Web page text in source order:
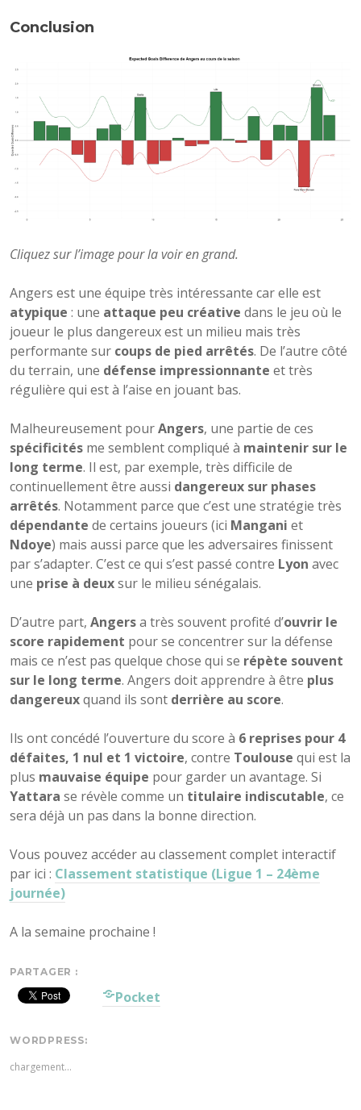
Conclusion
Cliquez sur l’image pour la voir en grand.
Angers est une équipe très intéressante car elle est
atypique : une attaque peu créative dans le jeu où le
joueur le plus dangereux est un milieu mais très
performante sur coups de pied arrêtés. De l’autre côté
du terrain, une défense impressionnante et très
régulière qui est à l’aise en jouant bas.
Malheureusement pourAngers, une partie de ces
spécificités me semblent compliqué à maintenir sur le
long terme. Il est, par exemple, très difficile de
continuellement être aussi dangereux sur phases
arrêtés. Notamment parce que c’est une stratégie très
dépendante de certains joueurs (ici Mangani et
Ndoye) mais aussi parce que les adversaires finissent
par s’adapter. C’est ce qui s’est passé contre Lyon avec
une prise à deuxsur le milieu sénégalais.
D’autre part, Angersa très souvent profité d’ouvrir le
score rapidement pour se concentrer sur la défense
mais ce n’est pas quelque chose qui se répète souvent
sur le long terme. Angers doit apprendre à être plus
dangereuxquand ils sont derrière au score.
Ils ont concédé l’ouverture du score à 6 reprises pour 4
défaites, 1 nul et 1 victoire, contre Toulouse qui est la
plus mauvaise équipe pour garder un avantage. Si
Yattara se révèle comme un titulaire indiscutable, ce
sera déjà un pas dans la bonne direction.
Vous pouvez accéder au classement complet interactif
par ici : Classement statistique (Ligue 1 – 24ème
journée)
A la semaine prochaine !
PARTAGER :
Pocket
WORDPRESS:
chargement…